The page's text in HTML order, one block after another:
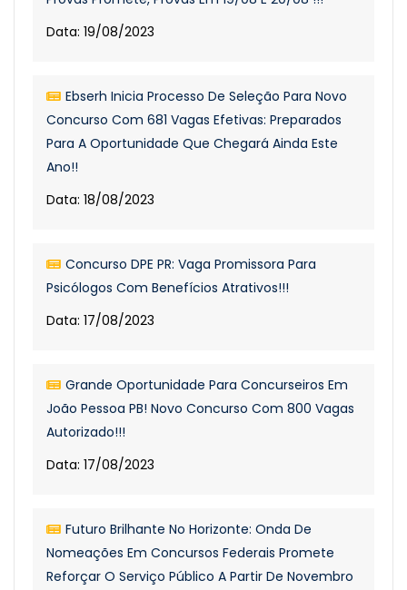
Data: 19/08/2023
Ebserh Inicia Processo De Seleção Para Novo
Concurso Com 681 Vagas Efetivas: Preparados
Para A Oportunidade Que Chegará Ainda Este
Ano!!
Data: 18/08/2023
Concurso DPE PR: Vaga Promissora Para
Psicólogos Com Benefícios Atrativos!!!
Data: 17/08/2023
Grande Oportunidade Para Concurseiros Em
João Pessoa PB! Novo Concurso Com 800 Vagas
Autorizado!!!
Data: 17/08/2023
Futuro Brilhante No Horizonte: Onda De
Nomeações Em Concursos Federais Promete
Reforçar O Serviço Público A Partir De Novembro